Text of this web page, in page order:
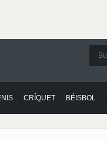
CRÍQUET BÉISBOL